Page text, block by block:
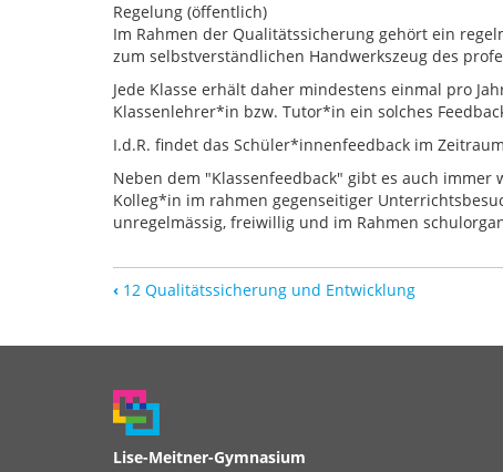
Regelung (öffentlich)
Im Rahmen der Qualitätssicherung gehört ein
zum selbstverständlichen Handwerkszeug des
Jede Klasse erhält daher mindestens einmal pro
Klassenlehrer*in bzw. Tutor*in ein solches
I.d.R. findet das Schüler*innenfeedback im
Neben dem "Klassenfeedback" gibt es auch
Kolleg*in im rahmen gegenseitiger
unregelmässig, freiwillig und im Rahmen
‹ 12 Qualitätssicherung und Entwicklung
Lise-Meitner-Gymnasium